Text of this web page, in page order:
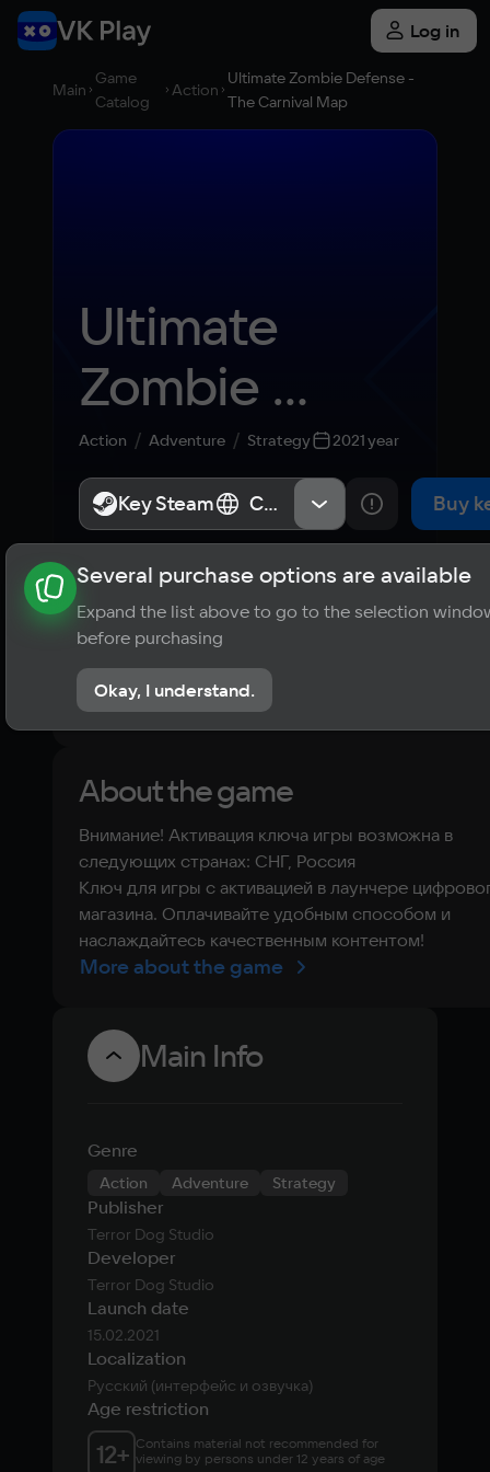
Log in
Main
Game
Catalog
Action
Ultimate Zombie Defense -
The Carnival Map
Ultimate
Zombie
Defense -
The Carnival
Map
Action Adventure Strategy 2021 year
Key Steam СНГ, Россия Buy
About the game News Requirements
? Player ratings
No reviews
About the game
Внимание! Активация ключа игры возможна в
следующих странах: СНГ, Россия
Ключ для игры с активацией в лаунчере
магазина. Оплачивайте удобным способом и
наслаждайтесь качественным контентом!
More about the game
Main Info
Genre
Action Adventure Strategy
Publisher
Terror Dog Studio
Developer
Terror Dog Studio
Launch date
15.02.2021
Localization
Русский (интерфейс и озвучка)
Age restriction
12+ Contains material not recommended for
viewing by persons under 12 years of age
Key Steam СНГ, Россия
Several purchase options are available
Expand the list above to go to the selection
before purchasing
Okay, I understand.